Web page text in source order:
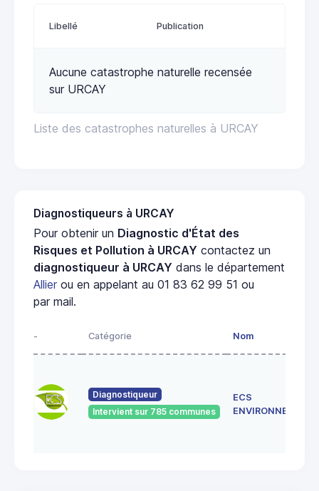
Liste des catastrophes naturelles à URCAY
Libellé Publication
Aucune catastrophe naturelle recensée
sur URCAY
Diagnostiqueurs à URCAY
Pour obtenir un Diagnostic d'État des
Risques et Pollution à URCAY contactez un
diagnostiqueur à URCAY dans le département
Allier ou en appelant au 01 83 62 99 51 ou
par mail.
- Catégorie Nom
Diagnostiqueur
Intervient sur 785 communes
ECS
ENVIRONNEMENT